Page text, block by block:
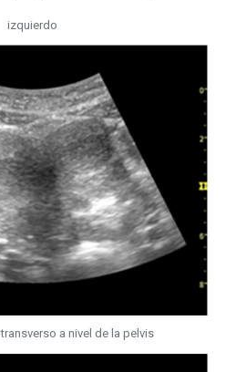
izquierdo
a nivel de la pelvis